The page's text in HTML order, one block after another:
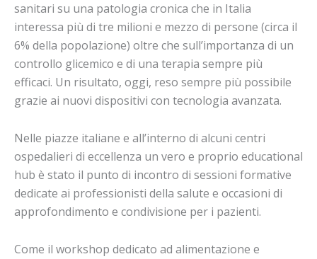
sanitari su una patologia cronica che in Italia
interessa più di tre milioni e mezzo di persone (circa il
6% della popolazione) oltre che sull’importanza di un
controllo glicemico e di una terapia sempre più
efficaci. Un risultato, oggi, reso sempre più possibile
grazie ai nuovi dispositivi con tecnologia avanzata.
Nelle piazze italiane e all’interno di alcuni centri
ospedalieri di eccellenza un vero e proprio educational
hub è stato il punto di incontro di sessioni formative
dedicate ai professionisti della salute e occasioni di
approfondimento e condivisione per i pazienti.
Come il workshop dedicato ad alimentazione e